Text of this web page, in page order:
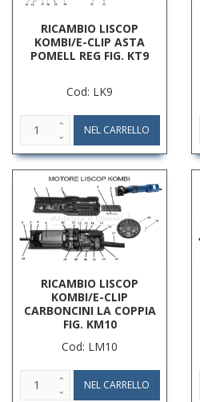
RICAMBIO LISCOP
KOMBI/E-CLIP ASTA
POMELL REG FIG. KT9
Cod: LK9
RICAMBIO LISCOP
KOMBI/E-CLIP
CARBONCINI LA COPPIA
FIG. KM10
Cod: LM10